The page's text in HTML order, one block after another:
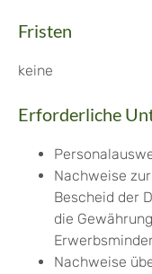
Fristen
keine
Erforderliche
Nachweise
Bescheid der
die
Nachweise